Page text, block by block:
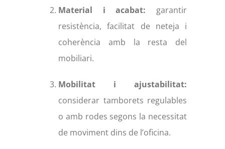
Material i acabat: garantir
resistència, facilitat de neteja i
coherència amb la resta del
mobiliari.
Mobilitat i ajustabilitat:
considerar tamborets regulables
o amb rodes segons la necessitat
de moviment dins de l’oficina.